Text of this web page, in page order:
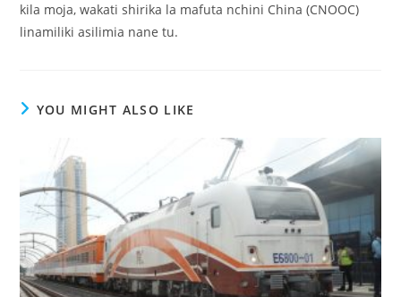
kila moja, wakati shirika la mafuta nchini China (CNOOC)
linamiliki asilimia nane tu.
YOU MIGHT ALSO LIKE